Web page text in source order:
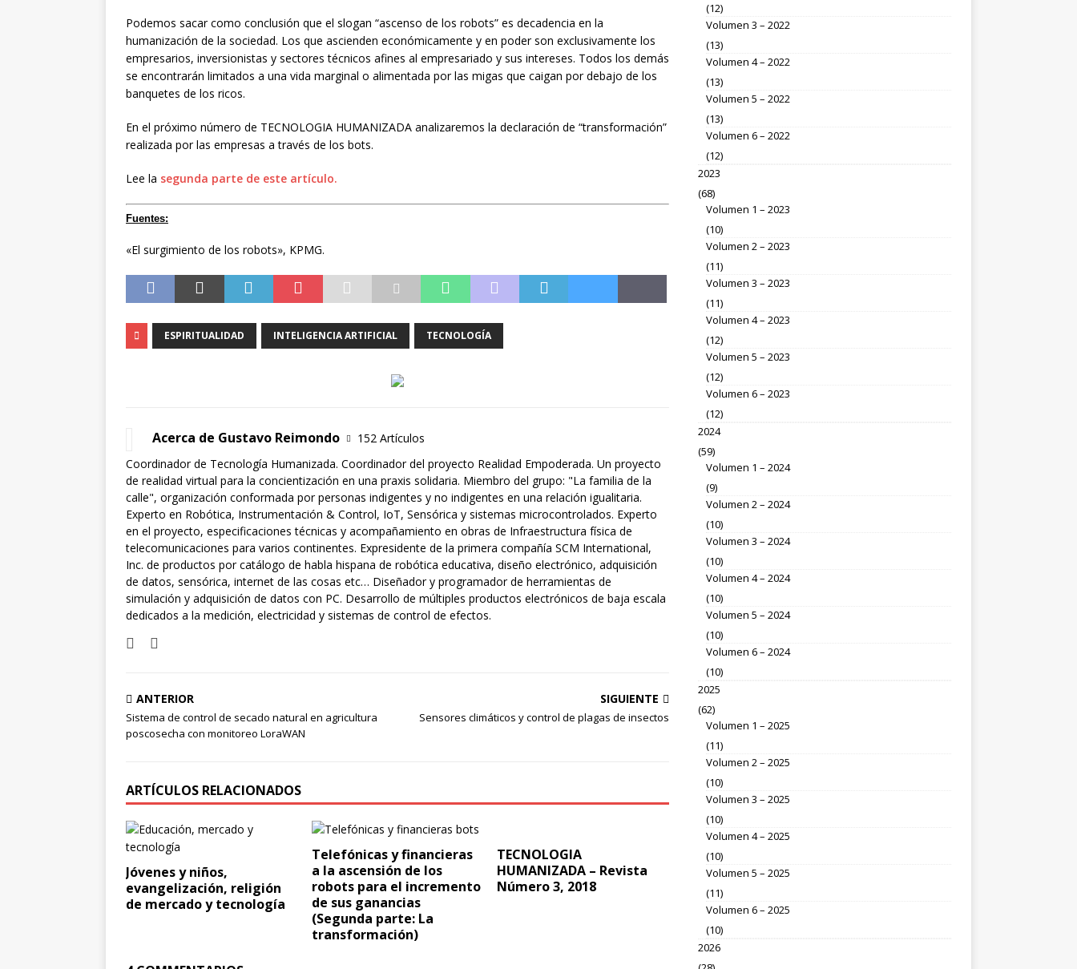
Podemos sacar como conclusión que el slogan “ascenso de los robots” es decadencia en la
humanización de la sociedad. Los que ascienden económicamente y en poder son exclusivamente los
empresarios, inversionistas y sectores técnicos afines al empresariado y sus intereses. Todos los demás
se encontrarán limitados a una vida marginal o alimentada por las migas que caigan por debajo de los
banquetes de los ricos.
En el próximo número de TECNOLOGIA HUMANIZADA analizaremos la declaración de “transformación”
realizada por las empresas a través de los bots.
Lee la segunda parte de este artículo.
Fuentes:
«El surgimiento de los robots», KPMG.
ESPIRITUALIDAD INTELIGENCIA ARTIFICIAL TECNOLOGÍA
Acerca de Gustavo Reimondo
152 Artículos
Coordinador de Tecnología Humanizada. Coordinador del proyecto Realidad Empoderada. Un proyecto
de realidad virtual para la concientización en una praxis solidaria. Miembro del grupo: "La familia de la
calle", organización conformada por personas indigentes y no indigentes en una relación igualitaria.
Experto en Robótica, Instrumentación & Control, IoT, Sensórica y sistemas microcontrolados. Experto
en el proyecto, especificaciones técnicas y acompañamiento en obras de Infraestructura física de
telecomunicaciones para varios continentes. Expresidente de la primera compañía SCM International,
Inc. de productos por catálogo de habla hispana de robótica educativa, diseño electrónico, adquisición
de datos, sensórica, internet de las cosas etc… Diseñador y programador de herramientas de
simulación y adquisición de datos con PC. Desarrollo de múltiples productos electrónicos de baja escala
dedicados a la medición, electricidad y sistemas de control de efectos.
ANTERIOR
Sistema de control de secado natural en agricultura
poscosecha con monitoreo LoraWAN
SIGUIENTE
Sensores climáticos y control de plagas de insectos
ARTÍCULOS RELACIONADOS
Jóvenes y niños,
evangelización, religión
de mercado y tecnología
Telefónicas y financieras
a la ascensión de los
robots para el incremento
de sus ganancias
(Segunda parte: La
transformación)
TECNOLOGIA
HUMANIZADA – Revista
Número 3, 2018
(12)
Volumen 3 – 2022
(13)
Volumen 4 – 2022
(13)
Volumen 5 – 2022
(13)
Volumen 6 – 2022
(12)
2023
(68)
Volumen 1 – 2023
(10)
Volumen 2 – 2023
(11)
Volumen 3 – 2023
(11)
Volumen 4 – 2023
(12)
Volumen 5 – 2023
(12)
Volumen 6 – 2023
(12)
2024
(59)
Volumen 1 – 2024
(9)
Volumen 2 – 2024
(10)
Volumen 3 – 2024
(10)
Volumen 4 – 2024
(10)
Volumen 5 – 2024
(10)
Volumen 6 – 2024
(10)
2025
(62)
Volumen 1 – 2025
(11)
Volumen 2 – 2025
(10)
Volumen 3 – 2025
(10)
Volumen 4 – 2025
(10)
Volumen 5 – 2025
(11)
Volumen 6 – 2025
(10)
2026